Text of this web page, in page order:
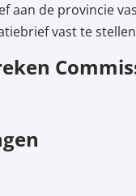
aan de provincie
vast te